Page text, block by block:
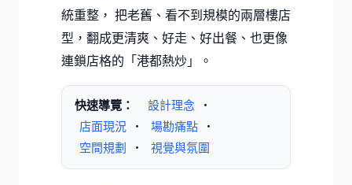
統重整， 把老舊、看不到規模的兩層樓店
型，翻成更清爽、好走、好出餐、也更像
連鎖店格的「港都熱炒」。
快速導覽： 設計理念
・
店面現況
・ 場勘痛點
・
空間規劃
・ 視覺與氛圍